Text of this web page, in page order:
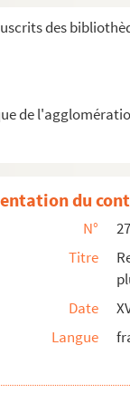
des
de
in-4
commandé à
sur-Seine, 19 juillet
des députés,
: lettre à Agasse,
du
N°
Titre
Date
Langue